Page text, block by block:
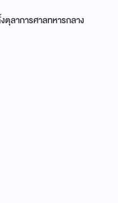
ตุลาการศาลทหารกลาง